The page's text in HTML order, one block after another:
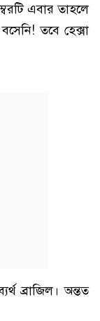
এবার তাহলে
তবে হেক্সা
ব্রাজিল। অন্তত